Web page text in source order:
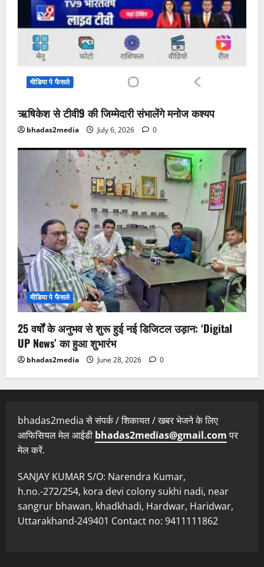
मीडिया पे फैसले
ऋषिकेश से टीवी9 की जिम्मेदारी संभालेंगे मनोज कश्यप
bhadas2media July 6, 2026 0
मीडिया पे फैसले
25 वर्षों के अनुभव से शुरू हुई नई डिजिटल उड़ान: ‘Digital
UP News’ का हुआ शुभारंभ
bhadas2media June 28, 2026 0
bhadas2media से संपर्क / शिकायत / खबर भेजने के लिए
आफिसियल मेल आईडी bhadas2medias@gmail.comपर
मेल करें.
SANJAY KUMAR S/O: Narendra Kumar,
h.no.-272/254, kora devi colony sukhi nadi, near
sangrur bhawan, khadkhadi, Hardwar, Haridwar,
Uttarakhand-249401 Contact no: 9411111862